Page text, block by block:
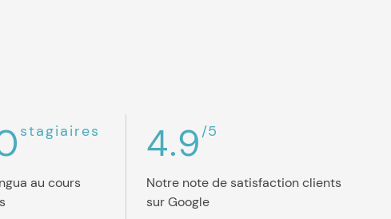
stagiaires
au cours
4.9 /5
Notre note de satisfaction clients
sur Google